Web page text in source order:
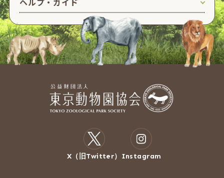
X（旧Twitter） Instagram